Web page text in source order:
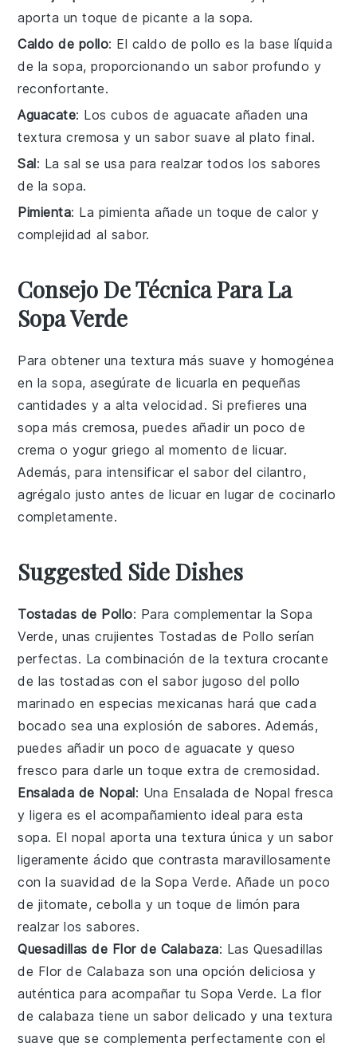
aporta un toque de picante a la sopa.
Caldo de pollo: El caldo de pollo es la base líquida
de la sopa, proporcionando un sabor profundo y
reconfortante.
Aguacate: Los cubos de aguacate añaden una
textura cremosa y un sabor suave al plato final.
Sal: La sal se usa para realzar todos los sabores
de la sopa.
Pimienta: La pimienta añade un toque de calor y
complejidad al sabor.
Consejo De Técnica Para La
Sopa Verde
Para obtener una textura más suave y homogénea
en lasopa, asegúrate de licuarla en pequeñas
cantidades y a alta velocidad. Si prefieres una
sopa más cremosa, puedes añadir un poco de
crema oyogur griego al momento de licuar.
Además, para intensificar el sabor del cilantro,
agrégalo justo antes de licuar en lugar de cocinarlo
completamente.
Suggested Side Dishes
Tostadas de Pollo: Para complementar laSopa
Verde, unas crujientes Tostadas de Pollo serían
perfectas. La combinación de la textura crocante
de las tostadas con el sabor jugoso delpollo
marinado en especias mexicanas hará que cada
bocado sea una explosión de sabores. Además,
puedes añadir un poco de aguacate yqueso
fresco para darle un toque extra de cremosidad.
Ensalada de Nopal: Una Ensalada de Nopal fresca
y ligera es el acompañamiento ideal para esta
sopa. El nopal aporta una textura única y un sabor
ligeramente ácido que contrasta maravillosamente
con la suavidad de laSopa Verde. Añade un poco
de jitomate, cebolla y un toque de limón para
realzar los sabores.
Quesadillas de Flor de Calabaza: Las Quesadillas
de Flor de Calabaza son una opción deliciosa y
auténtica para acompañar tuSopa Verde. La flor
de calabaza tiene un sabor delicado y una textura
suave que se complementa perfectamente con el